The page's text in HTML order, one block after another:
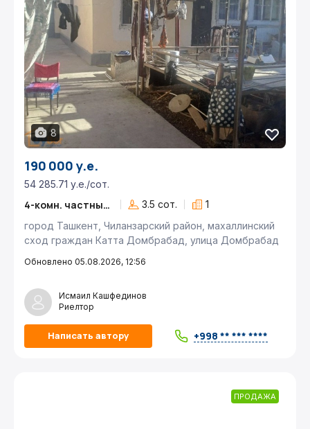
8
190 000 у.е.
54 285.71 у.е./сот.
4-комн. частный дом 3.5 сот.
1
город Ташкент, Чиланзарский район, махаллинский
сход граждан Катта Домбрабад, улица Домбрабад
Обновлено 05.08.2026, 12:56
Исмаил Кашфединов
Риелтор
Написать автору +998 ** *** ****
ПРОДАЖА